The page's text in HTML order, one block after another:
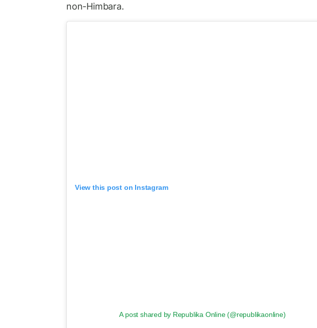
non-Himbara.
View this post on Instagram
A post shared by Republika Online (@republikaonline)